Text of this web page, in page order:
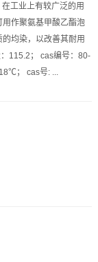
工业上有较广泛的用
作聚氨基甲酸乙酯泡
均染，以改善其耐用
115.2； cas编号：80-
； cas号: ...